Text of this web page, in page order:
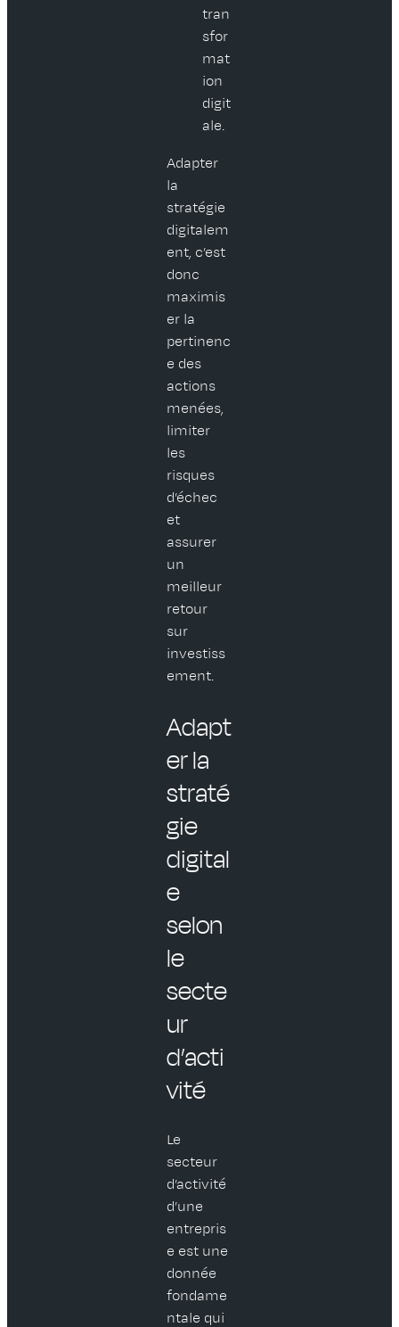
tran
sfor
mat
ion
digit
ale.
Adapter
la
stratégie
digitalem
ent, c’est
donc
maximis
er la
pertinenc
e des
actions
menées,
limiter
les
risques
d’échec
et
assurer
un
meilleur
retour
sur
investiss
ement.
Adapt
er la
straté
gie
digital
e
selon
le
secte
ur
d’acti
vité
Le
secteur
d’activité
d’une
entrepris
e est une
donnée
fondame
ntale qui